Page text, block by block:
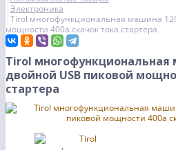
Электроника
Tirol многофункциональная машина
мощности 400а скачок тока стартера
Tirol многофункциональная
двойной USB пиковой
стартера